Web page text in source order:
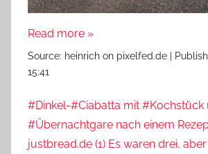
Read more »
Source: heinrich on pixelfed.de
15:41
#Dinkel-#Ciabatta mit #Kochstück
#Übernachtgare nach einem
justbread.de (1) Es waren drei,